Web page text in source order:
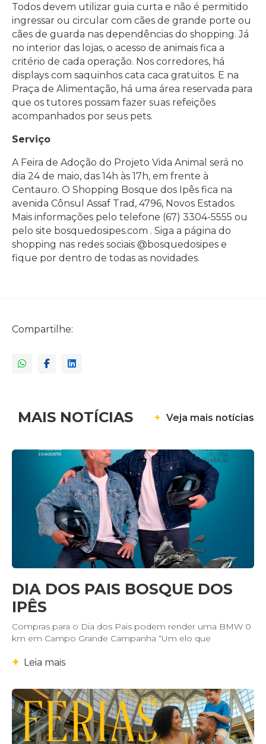
Todos devem utilizar guia curta e não é permitido
ingressar ou circular com cães de grande porte ou
cães de guarda nas dependências do shopping. Já
no interior das lojas, o acesso de animais fica a
critério de cada operação. Nos corredores, há
displays com saquinhos cata caca gratuitos. E na
Praça de Alimentação, há uma área reservada para
que os tutores possam fazer suas refeições
acompanhados por seus pets.
Serviço
A Feira de Adoção do Projeto Vida Animal será no
dia 24 de maio, das 14h às 17h, em frente à
Centauro. O Shopping Bosque dos Ipês fica na
avenida Cônsul Assaf Trad, 4796, Novos Estados.
Mais informações pelo telefone (67) 3304-5555 ou
pelo site bosquedosipes.com . Siga a página do
shopping nas redes sociais @bosquedosipes e
fique por dentro de todas as novidades.
Compartilhe:
MAIS NOTÍCIAS + Veja mais notícias
DIA DOS PAIS BOSQUE DOS
IPÊS
Compras para o Dia dos Pais podem render uma BMW 0
km em Campo Grande Campanha “Um elo que
+ Leia mais